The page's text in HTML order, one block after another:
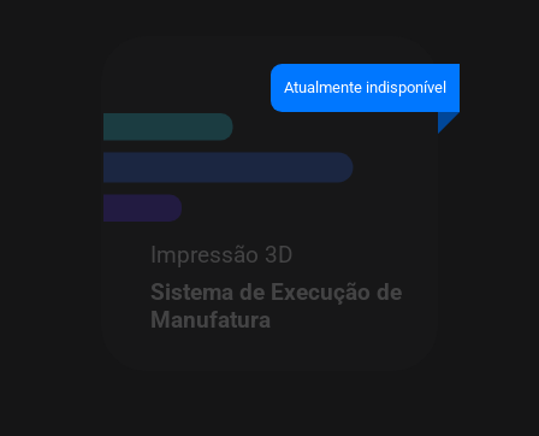
Impressão 3D
Sistema de Execução de
Manufatura
Atualmente indisponível